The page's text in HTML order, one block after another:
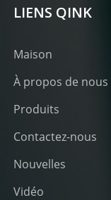
LIENS QINK
Maison
À propos de nous
Produits
Contactez-nous
Nouvelles
Vidéo